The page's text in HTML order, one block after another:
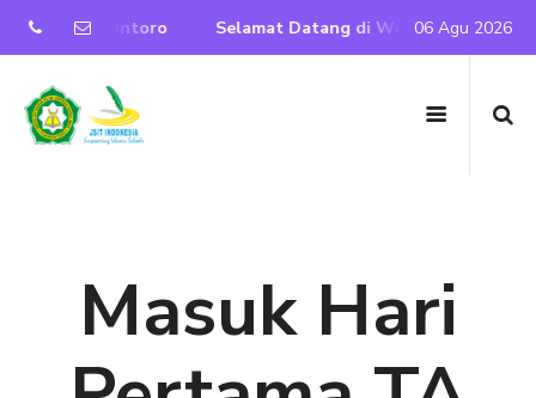
Purwantoro Selamat Datang di Website Resmi SD
06 Agu 2026
Masuk Hari